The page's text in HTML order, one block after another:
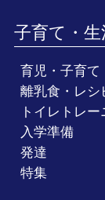
子育て・生
育児・子育て
離乳食・レシ
トイレトレ
入学準備
発達
特集